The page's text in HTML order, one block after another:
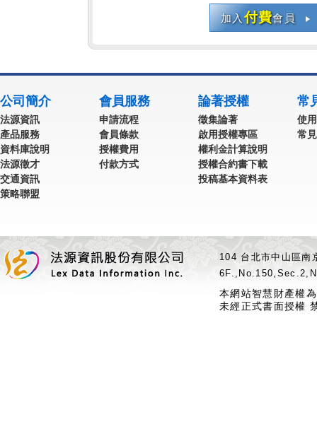
加入付費會員
公司簡介
法源資訊
產品服務
資料庫說明
法源徵才
交通資訊
策略聯盟
會員服務
申請流程
會員條款
授權費用
付款方式
論著授權
徵集論著
啟用授權專區
權利金計算說明
授權合約書下載
投稿基本資料表
常
使
常
104 台北市中山區
本網站智慧財產權
未經正式書面授權